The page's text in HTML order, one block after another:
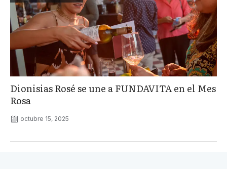
Dionisias Rosé se une a FUNDAVITA en el Mes
Rosa
octubre 15, 2025